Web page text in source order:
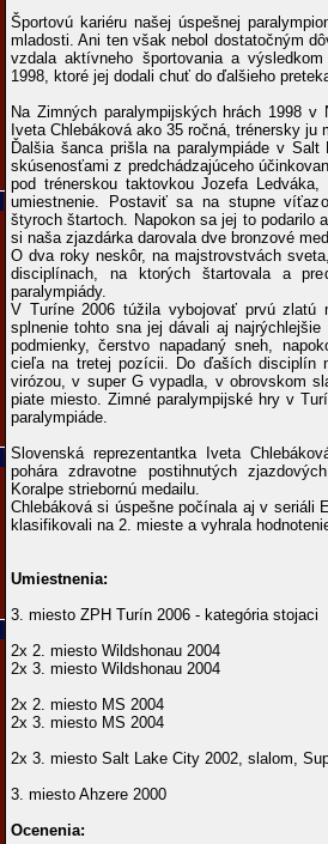
Športovú kariéru našej úspešnej
mladosti. Ani ten však nebol dostatočným
vzdala aktívneho športovania a
1998, ktoré jej dodali chuť do ďalšieho
Na Zimných paralympijských hrách 1998 v
Iveta Chlebáková ako 35 ročná, trénersky
Ďalšia šanca prišla na paralympiáde v
skúsenosťami z predchádzajúceho
pod trénerskou taktovkou Jozefa
umiestnenie. Postaviť sa na stupne
štyroch štartoch. Napokon sa jej to podarilo
si naša zjazdárka darovala dve bronzové
O dva roky neskôr, na majstrovstvách
disciplínach, na ktorých štartovala a
paralympiády.
V Turíne 2006 túžila vybojovať prvú zlatú
splnenie tohto sna jej dávali aj
podmienky, čerstvo napadaný sneh,
cieľa na tretej pozícii. Do ďaších disciplín
virózou, v super G vypadla, v obrovskom
piate miesto. Zimné paralympijské hry v
paralympiáde.
Slovenská reprezentantka Iveta
pohára zdravotne postihnutých
Koralpe striebornú medailu.
Chlebáková si úspešne počínala aj v seriáli
klasifikovali na 2. mieste a vyhrala
Umiestnenia:
3. miesto ZPH Turín 2006 - kategória stojaci
2x 2. miesto Wildshonau 2004
2x 3. miesto Wildshonau 2004
2x 2. miesto MS 2004
2x 3. miesto MS 2004
2x 3. miesto Salt Lake City 2002, slalom,
3. miesto Ahzere 2000
Ocenenia: